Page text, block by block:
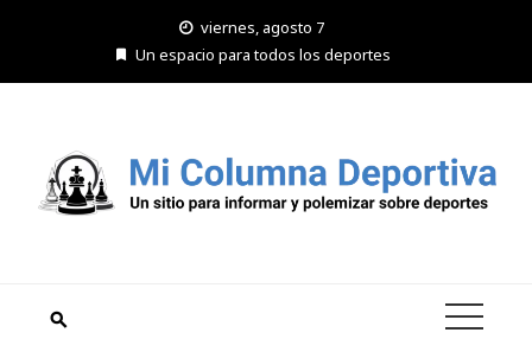
viernes, agosto 7
Un espacio para todos los deportes